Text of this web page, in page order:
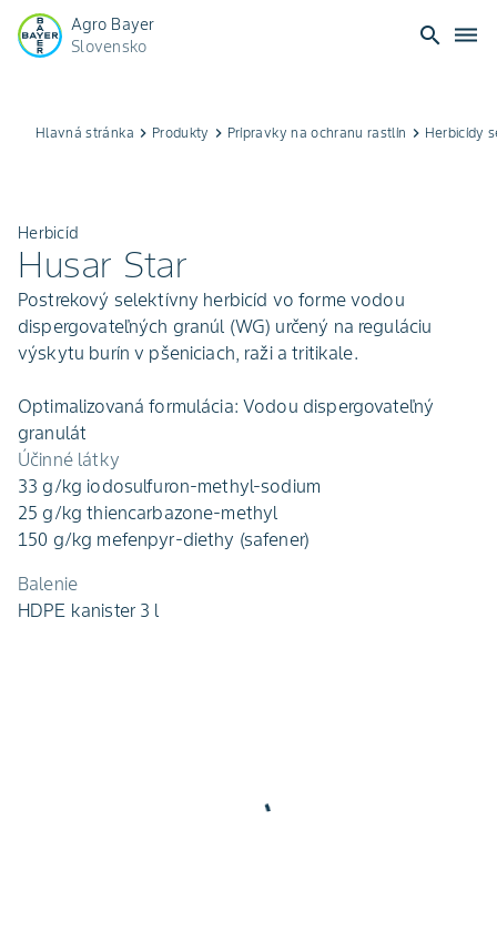
Agro Bayer
Slovensko
search dehaze
Hlavná stránka keyboard_arrow_right Produkty keyboard_arrow_right Prípravky na ochranu rastlín keyboard_arrow_right Herbicídy
Herbicíd
Husar Star
Postrekový selektívny herbicíd vo forme vodou
dispergovateľných granúl (WG) určený na reguláciu
výskytu burín v pšeniciach, raži a tritikale.
Optimalizovaná formulácia: Vodou dispergovateľný
granulát
Účinné látky
33 g/kg iodosulfuron-methyl-sodium
25 g/kg thiencarbazone-methyl
150 g/kg mefenpyr-diethy (safener)
Balenie
HDPE kanister 3 l